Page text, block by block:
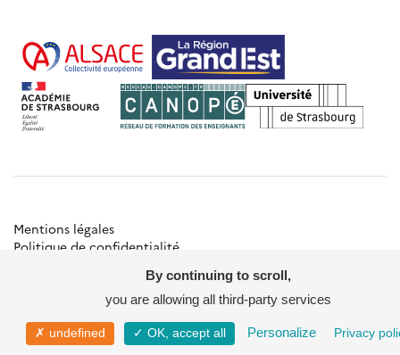
Mentions légales
Politique de confidentialité
By continuing to scroll,
you are allowing all third-party services
✗ undefined ✓ OK, accept all Personalize Privacy